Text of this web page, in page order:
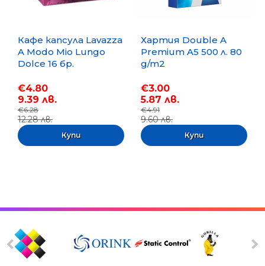
Кафе капсула Lavazza
A Modo Mio Lungo
Dolce 16 бр.
€4.80
9.39 лв.
€6.28
12.28 лв.
Хартия Double A
Premium A5 500 л. 80
g/m2
€3.00
5.87 лв.
€4.91
9.60 лв.